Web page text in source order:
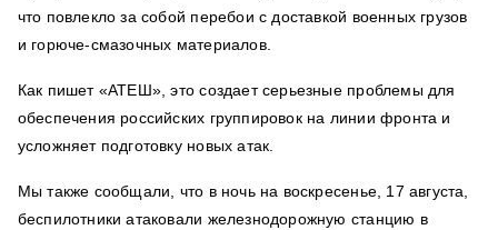
что повлекло за собой перебои с доставкой военных грузов
и горюче-смазочных материалов.
Как пишет «АТЕШ»,это создает серьезные проблемы для
обеспечения российских группировок на линии фронта и
усложняет подготовку новых атак.
Мы также сообщали, что в ночь на воскресенье, 17 августа,
беспилотники атаковали железнодорожную станцию в